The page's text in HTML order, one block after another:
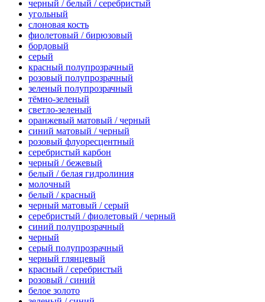
черный / белый / серебристый
угольный
слоновая кость
фиолетовый / бирюзовый
бордовый
серый
красный полупрозрачный
розовый полупрозрачный
зеленый полупрозрачный
тёмно-зеленый
светло-зеленый
оранжевый матовый / черный
синий матовый / черный
розовый флуоресцентный
серебристый карбон
черный / бежевый
белый / белая гидролиния
молочный
белый / красный
черный матовый / серый
серебристый / фиолетовый / черный
синий полупрозрачный
черный
серый полупрозрачный
черный глянцевый
красный / серебристый
розовый / синий
белое золото